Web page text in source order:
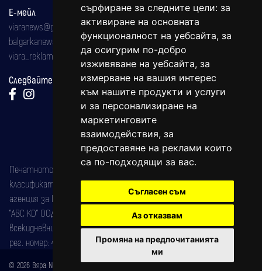
сърфиране за следните цели: за
активиране на основната
функционалност на уебсайта, за
да осигурим по-добро
изживяване на уебсайта, за
измерване на вашия интерес
към нашите продукти и услуги
и за персонализиране на
маркетинговите
взаимодействия, за
предоставяне на реклами които
са по-подходящи за вас.
Съгласен съм
Аз отказвам
Промяна на предпочитанията
ми
Е-мейл
viaranews@gmail.com
balgarkanews@gmail.com
viara_reklama@mail.bg
Следвайте ни:
Печатното издание на вестника е регистрирано в националния
класификатор на печатните издания (Българска национална
агенция за ISSN) под номер: ISSN 1312-4722.
"АВС КО" ООД е притежател на марката: Вяра информационен
всекидневник на югозападна България, със свидетелство за марка
рег. номер: 47857/11.05.2004 година.
© 2026 Вяра News Всички права запазени!